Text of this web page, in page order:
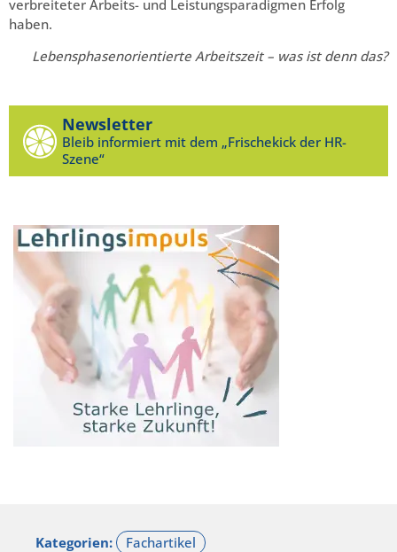
verbreiteter Arbeits- und Leistungsparadigmen Erfolg
haben.
Lebensphasenorientierte Arbeitszeit – was ist denn das?
Newsletter
Bleib informiert mit dem „Frischekick der HR-
Szene“
Kategorien: